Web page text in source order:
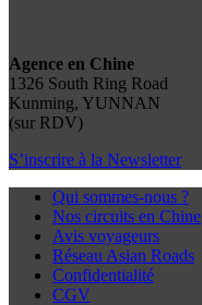
Agence en Chine
1326 South Ring Road
Kunming, YUNNAN
(sur RDV)
S’inscrire à la Newsletter
Qui sommes-nous ?
Nos circuits en Chine
Avis voyageurs
Réseau Asian Roads
Confidentialité
CGV